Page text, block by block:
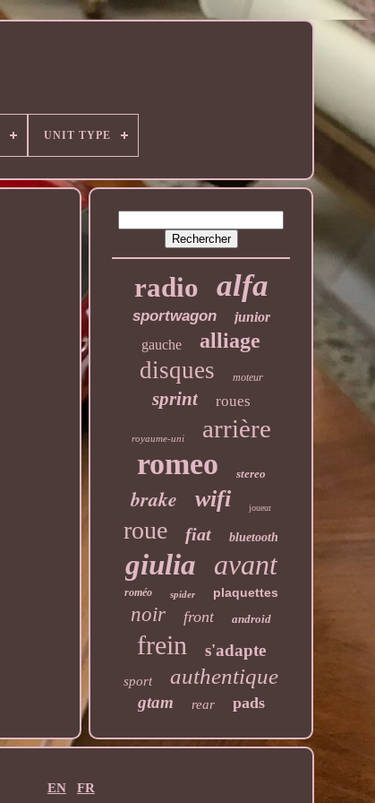
UNIT TYPE
radio alfa
sportwagon
junior
gauche
alliage
disques moteur
sprint roues
royaume-uni arrière
romeo stereo
brake wifi joueur
roue fiat bluetooth
giulia avant
roméo spider plaquettes
noir front android
frein s'adapte
sport authentique
gtam rear pads
EN FR